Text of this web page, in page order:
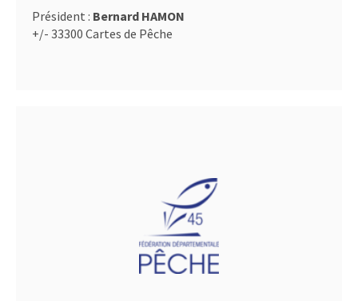
Président : Bernard HAMON
+/- 33300 Cartes de Pêche